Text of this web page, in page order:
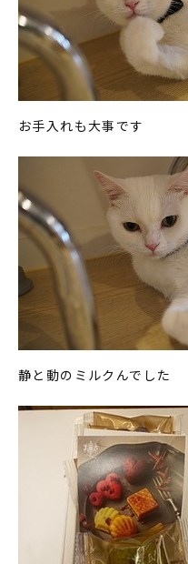
お手入れも大事です
静と動のミルクんでした